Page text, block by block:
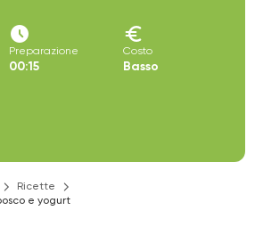
access_time_filled
Preparazione
00:15
euro
Costo
Basso
Ricette
e yogurt